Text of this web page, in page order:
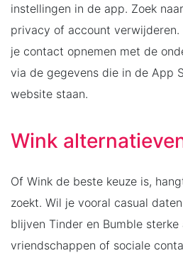
instellingen in de app. Zoek
privacy of account
je contact opnemen met de
via de gegevens die in de App
website staan.
Wink
Of Wink de beste keuze is,
zoekt. Wil je vooral casual
blijven Tinder en Bumble
vriendschappen of sociale